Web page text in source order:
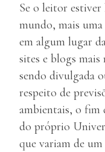
Se o leitor estiver
mundo, mais
em algum lugar
sites e blogs
sendo divulgada
respeito de
ambientais, o fim
do próprio
que variam de